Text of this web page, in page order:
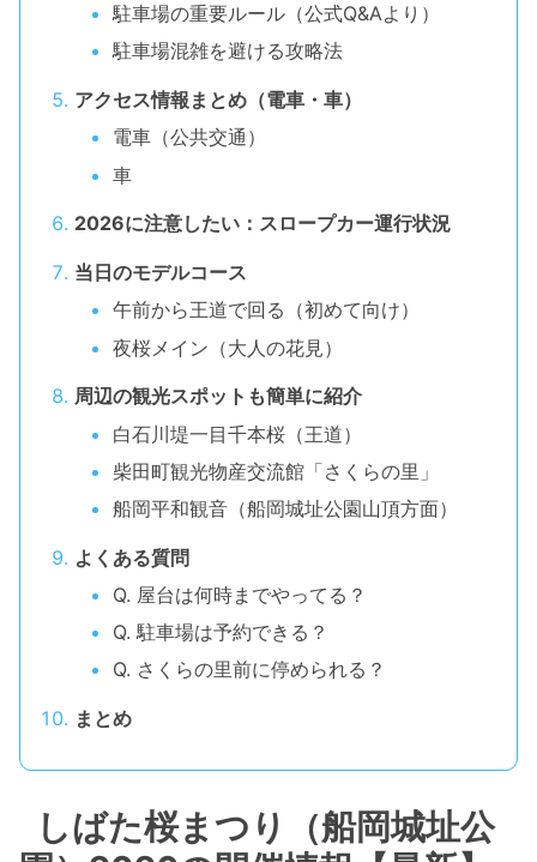
駐車場の重要ルール（公式Q&Aより）
駐車場混雑を避ける攻略法
アクセス情報まとめ（電車・車）
電車（公共交通）
車
2026に注意したい：スロープカー運行状況
当日のモデルコース
午前から王道で回る（初めて向け）
夜桜メイン（大人の花見）
周辺の観光スポットも簡単に紹介
白石川堤一目千本桜（王道）
柴田町観光物産交流館「さくらの里」
船岡平和観音（船岡城址公園山頂方面）
よくある質問
Q. 屋台は何時までやってる？
Q. 駐車場は予約できる？
Q. さくらの里前に停められる？
まとめ
しばた桜まつり（船岡城址公